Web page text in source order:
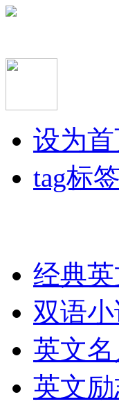
设为
tag标签
经典
双语
英文
英文